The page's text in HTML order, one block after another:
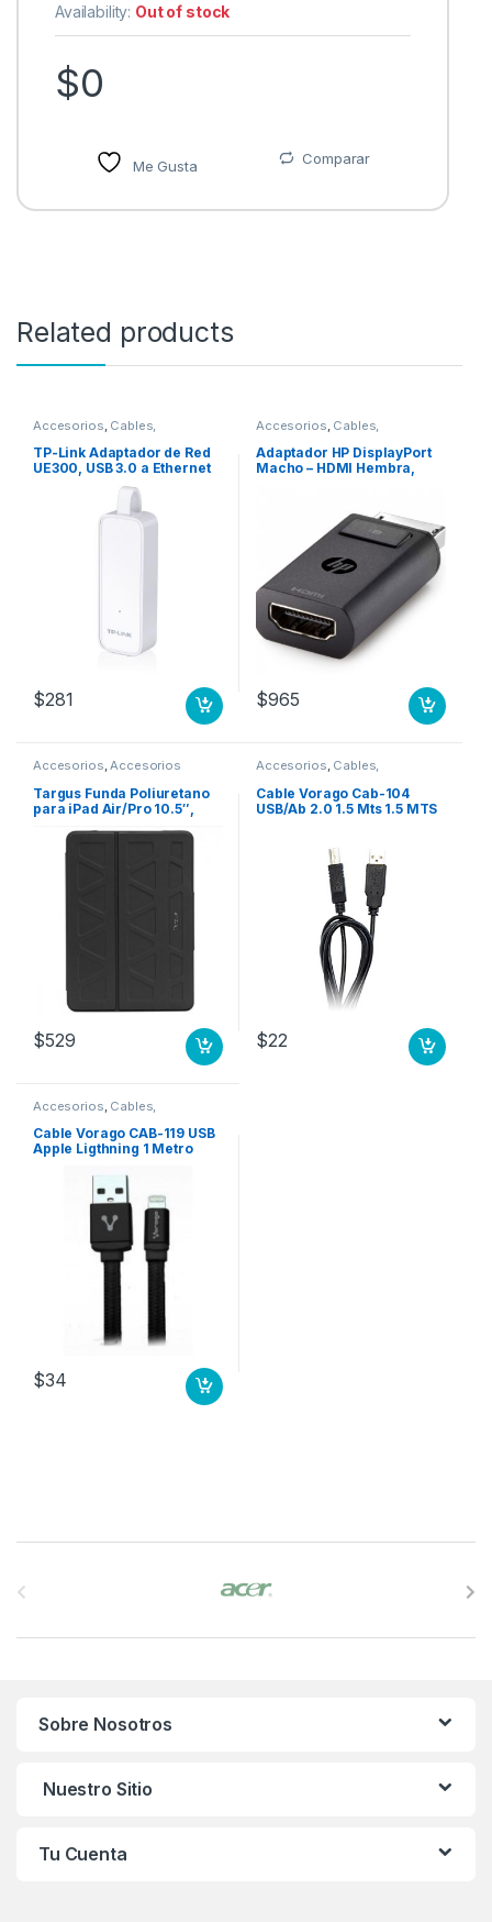
Availability: Out of stock
$0
Me Gusta Comparar
Related products
Accesorios Cables,
Conectores y Adaptadores
TP-Link Adaptador de Red
UE300, USB 3.0 a Ethernet
Gigabit, Alámbrico
ETHERNET GIGABIT
$281
Accesorios Cables,
Conectores y Adaptadores
Adaptador HP DisplayPort
Macho – HDMI Hembra,
$965
Accesorios,Accesorios
Targus Funda Poliuretano
para iPad Air/Pro 10.5″,
PRO/AIR NEGRO
$529
Accesorios, Cables,
Cable Vorago Cab-104
USB/Ab 2.0 1.5 Mts 1.5 MTS
$22
Accesorios Cables,
Conectores y Adaptadores
Cable Vorago CAB-119 USB
Apple Ligthning 1 Metro
METRO NEGRO BOLS
$34
Sobre Nosotros
Nuestro Sitio
Tu Cuenta